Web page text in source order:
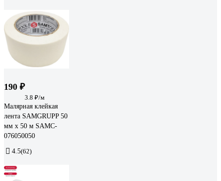
190 ₽
3.8 ₽/м
Малярная клейкая
лента SAMGRUPP 50
мм х 50 м SAMC-
076050050
4.5(62)